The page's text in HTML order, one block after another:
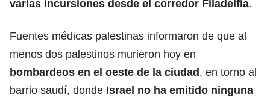
varias incursiones desde el corredor Filadelfia.
Fuentes médicas palestinas informaron de que al
menos dos palestinos murieron hoy en
bombardeos en el oeste de la ciudad, en torno al
barrio saudí, donde Israel no ha emitido ninguna